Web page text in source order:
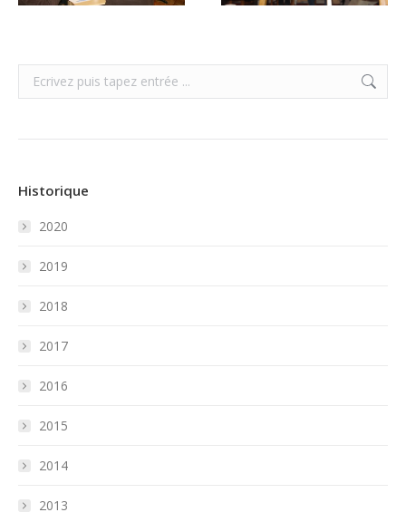
Search:
Historique
2020
2019
2018
2017
2016
2015
2014
2013